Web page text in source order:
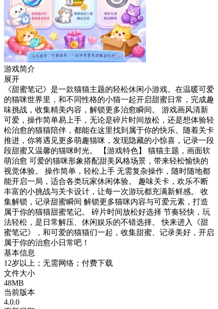
游戏简介
展开
《甜蜜笔记》是一款猫猫主题的轻松休闲小游戏。在温暖可爱
的猫咪世界里，和不同性格的小猫一起开启甜蜜日常，完成趣
味挑战，收集精美内容，解锁更多治愈瞬间。 游戏画风清新
可爱，操作简单易上手，无论是碎片时间放松，还是想体验轻
松治愈的猫猫陪伴，都能在这里找到属于你的快乐。随着关卡
推进，你将遇见更多萌趣猫咪，发现隐藏的小惊喜，记录一段
段甜蜜又温馨的猫咪时光。 【游戏特色】 猫猫主题，画面软
萌治愈 可爱的猫咪形象搭配甜美风格场景，带来轻松愉快的
视觉体验。 操作简单，轻松上手 无需复杂操作，随时随地都
能开启一局，适合各类玩家休闲体验。 趣味关卡，欢乐不断
丰富的小挑战与关卡设计，让每一次游玩都充满新鲜感。 收
集解锁，记录甜蜜瞬间 解锁更多猫咪内容与可爱元素，打造
属于你的猫猫甜蜜笔记。 碎片时间放松好选择 节奏轻快，玩
法轻松，是日常解压、休闲娱乐的不错选择。 快来进入《甜
蜜笔记》，和可爱的猫猫们一起，收集甜蜜、记录美好，开启
属于你的治愈小日常吧！
基本信息
12岁以上；无需网络；付费下载
文件大小
48MB
当前版本
4.0.0